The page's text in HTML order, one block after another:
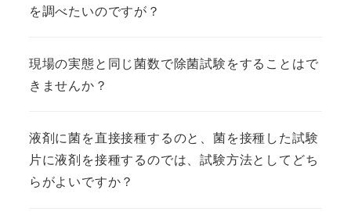
を調べたいのですが？
現場の実態と同じ菌数で除菌試験をすることはで
きませんか？
液剤に菌を直接接種するのと、菌を接種した試験
片に液剤を接種するのでは、試験方法としてどち
らがよいですか？